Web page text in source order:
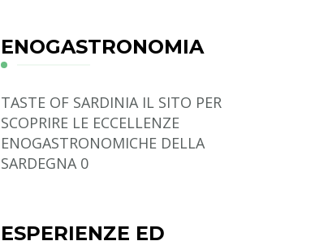
ENOGASTRONOMIA
TASTE OF SARDINIA IL SITO PER
SCOPRIRE LE ECCELLENZE
ENOGASTRONOMICHE DELLA
SARDEGNA 0
ESPERIENZE ED